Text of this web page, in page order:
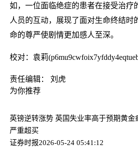
如，一位面临绝症的患者在接受治疗
人员的互动，展现了面对生命终结时
命的尊严使剧情更加感人至深。
校对：袁莉
责任编辑： 刘虎
为你推荐
英镑逆转涨势 英国失业率高于预期黄金
严重超买
证券时报2026-05-24 05:41:12